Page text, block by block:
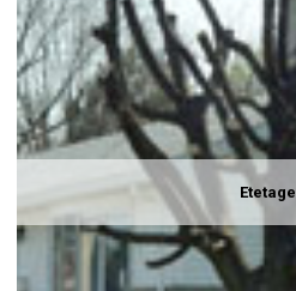
Etetage